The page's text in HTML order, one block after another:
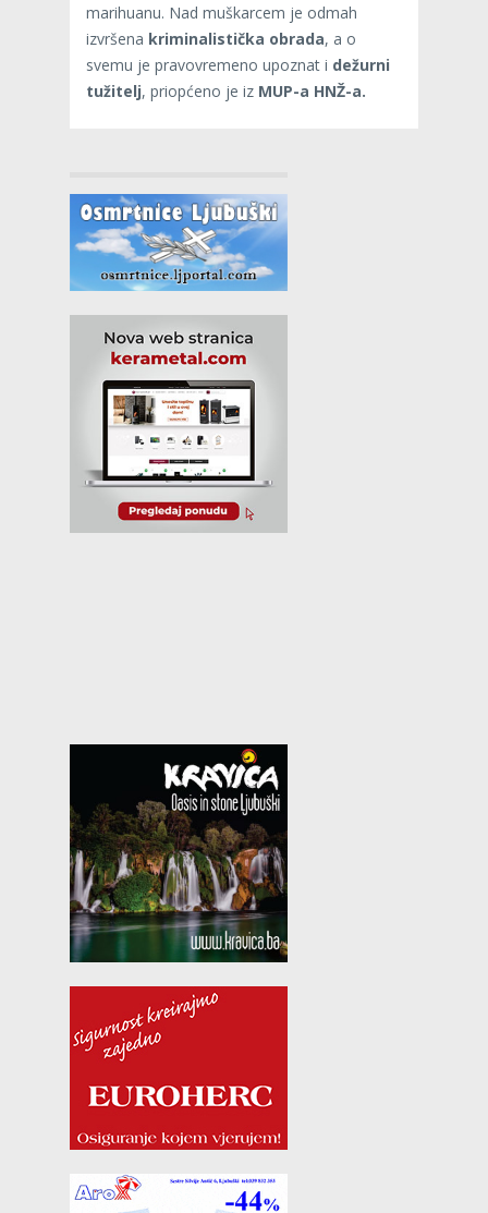
marihuanu. Nad muškarcem je odmah
izvršena kriminalistička obrada, a o
svemu je pravovremeno upoznat i dežurni
tužitelj, priopćeno je iz MUP-a HNŽ-a.